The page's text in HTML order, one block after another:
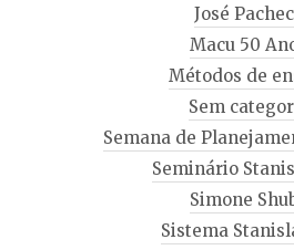
José
Macu 50
Métodos de
Sem
Semana de
Seminário
Simone
Sistema